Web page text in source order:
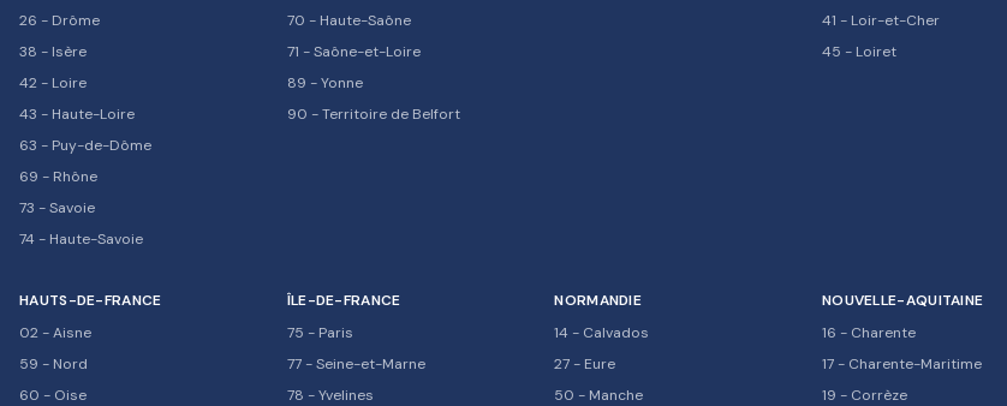
26 - Drôme
38 - Isère
42 - Loire
43 - Haute-Loire
63 - Puy-de-Dôme
69 - Rhône
73 -Savoie
74 - Haute-Savoie
70 - Haute-Saône
71 -Saône-et-Loire
89 -Yonne
90 -Territoire de Belfort
41 - Loir-et-Cher
45 - Loiret
HAUTS-DE-FRANCE
02 -Aisne
59 - Nord
60 - Oise
ÎLE-DE-FRANCE
75 - Paris
77-Seine-et-Marne
78 -Yvelines
NORMANDIE
14 - Calvados
27 - Eure
50 - Manche
NOUVELLE-AQUITAINE
16 - Charente
17- Charente-Maritime
19 - Corrèze